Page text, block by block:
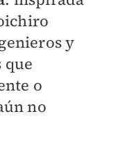
y
que
o
no